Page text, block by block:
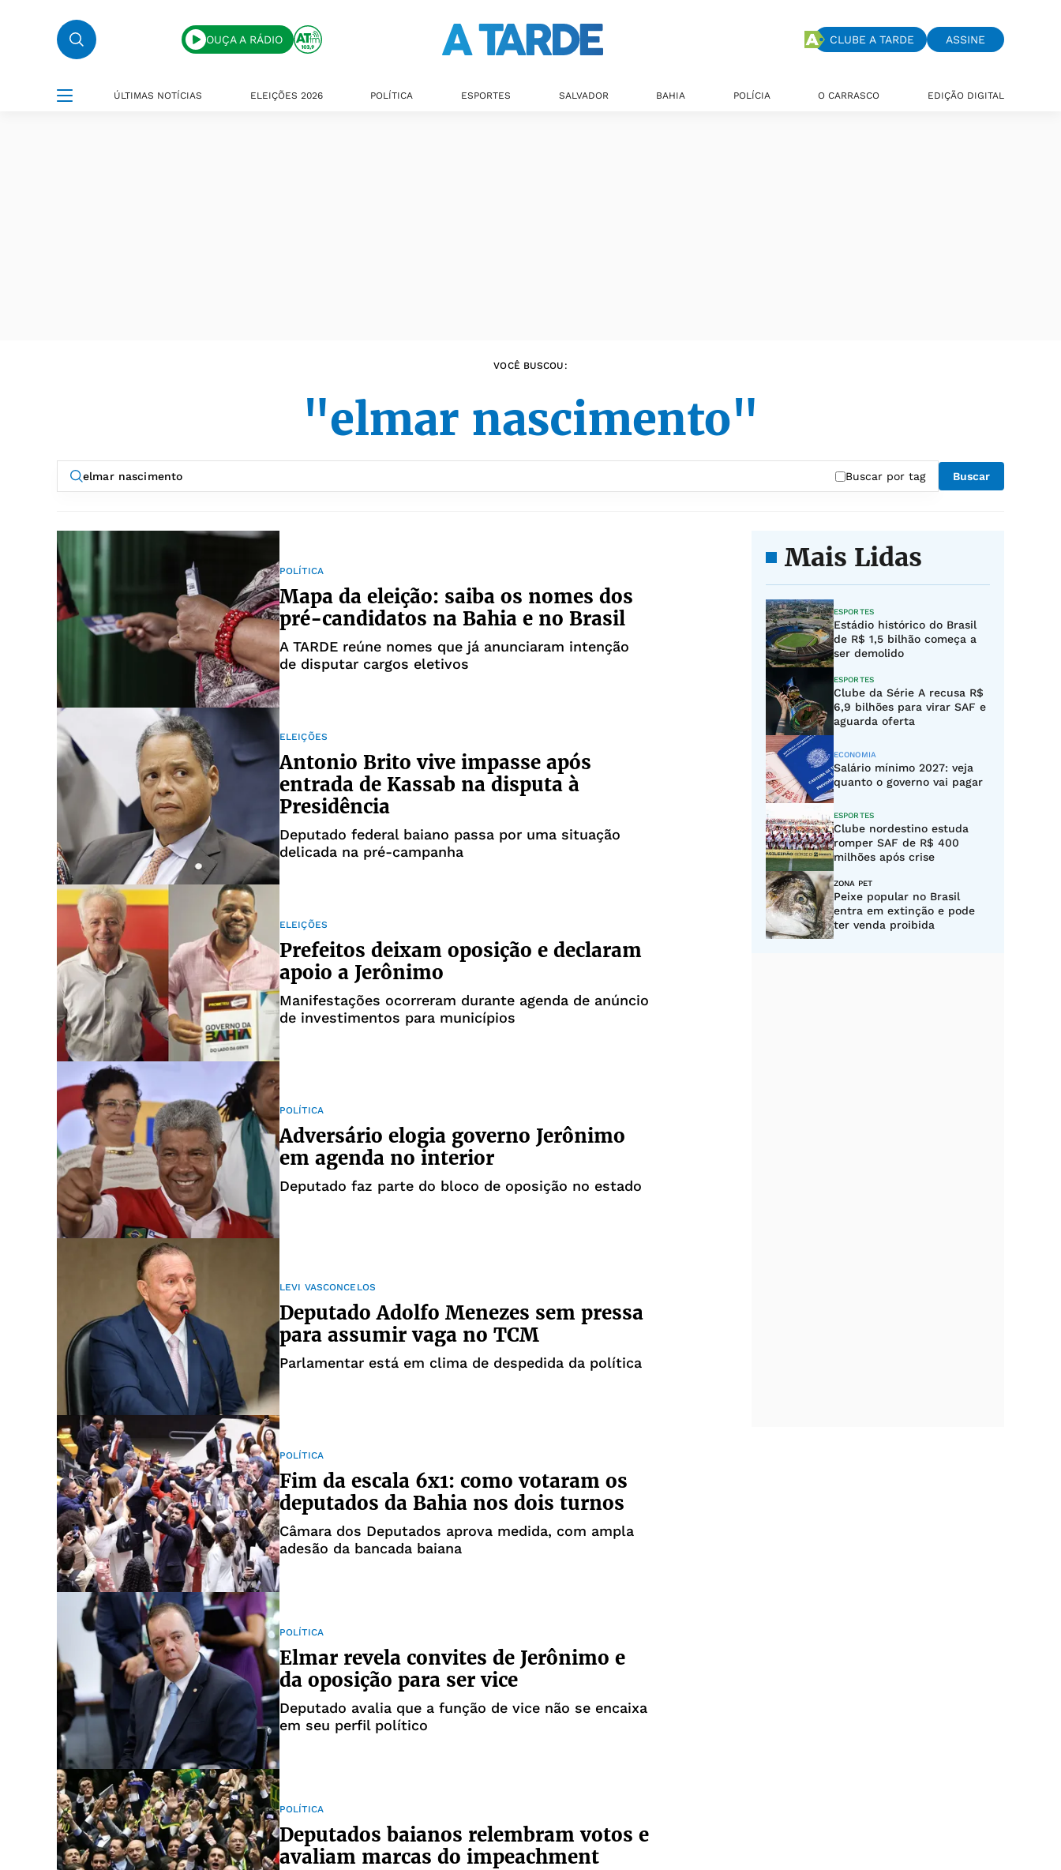
OUÇA A RÁDIO CLUBE A TARDE ASSINE
ÚLTIMAS NOTÍCIAS ELEIÇÕES 2026 POLÍTICA ESPORTES SALVADOR BAHIA POLÍCIA O CARRASCO EDIÇÃO DIGITAL
VOCÊ BUSCOU:
"elmar nascimento"
Buscar por tag Buscar
POLÍTICA
Mapa da eleição: saiba os nomes dos
pré-candidatos na Bahia e no Brasil
A TARDE reúne nomes que já anunciaram intenção
de disputar cargos eletivos
ELEIÇÕES
Antonio Brito vive impasse após
entrada de Kassab na disputa à
Presidência
Deputado federal baiano passa por uma situação
delicada na pré-campanha
ELEIÇÕES
Prefeitos deixam oposição e declaram
apoio a Jerônimo
Manifestações ocorreram durante agenda de anúncio
de investimentos para municípios
POLÍTICA
Adversário elogia governo Jerônimo
em agenda no interior
Deputado faz parte do bloco de oposição no estado
LEVI VASCONCELOS
Deputado Adolfo Menezes sem pressa
para assumir vaga no TCM
Parlamentar está em clima de despedida da política
POLÍTICA
Fim da escala 6x1: como votaram os
deputados da Bahia nos dois turnos
Câmara dos Deputados aprova medida, com ampla
adesão da bancada baiana
POLÍTICA
Elmar revela convites de Jerônimo e
da oposição para ser vice
Deputado avalia que a função de vice não se encaixa
em seu perfil político
POLÍTICA
Deputados baianos relembram votos e
avaliam marcas do impeachment
Mais Lidas
ESPORTES
Estádio histórico do Brasil
de R$ 1,5 bilhão começa a
ser demolido
ESPORTES
Clube da Série A recusa R$
6,9 bilhões para virar SAF e
aguarda oferta
ECONOMIA
Salário mínimo 2027: veja
quanto o governo vai pagar
ESPORTES
Clube nordestino estuda
romper SAF de R$ 400
milhões após crise
ZONA PET
Peixe popular no Brasil
entra em extinção e pode
ter venda proibida